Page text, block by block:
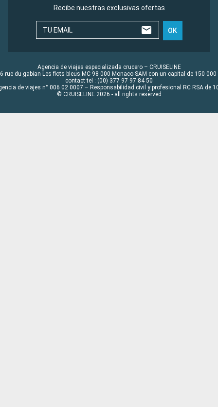
Recibe nuestras exclusivas ofertas
TU EMAIL OK
Agencia de viajes especializada crucero – CRUISELINE
rue du gabian Les flots bleus MC 98 000 Monaco SAM con un capital de 150 000
contact tel : (00) 377 97 97 84 50
de viajes n° 006 02 0007 – Responsabilidad civil y profesional RC RSA de
© CRUISELINE 2026 - all rights reserved